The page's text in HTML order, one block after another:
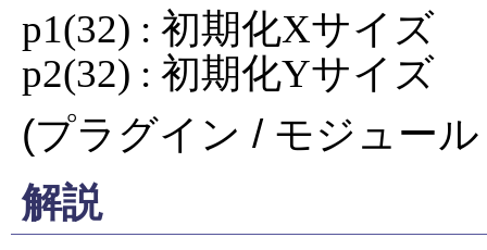
p1(32) : 初期化Xサイズ
p2(32) : 初期化Yサイズ
(プラグイン / モジュー
解説